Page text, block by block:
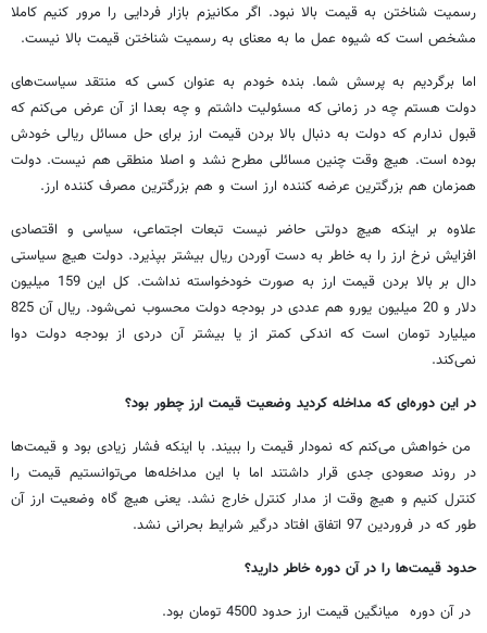
رسمیت شناختن به قیمت بالا نبود. اگر مکانیزم بازار فردایی را مرور کنیم کاملا
مشخص است که شیوه عمل ما به معنای به رسمیت شناختن قیمت بالا نیست.
اما برگردیم به پرسش شما. بنده خودم به عنوان کسی که منتقد سیاست‌های
دولت هستم چه در زمانی که مسئولیت داشتم و چه بعدا از آن عرض می‌کنم که
قبول ندارم که دولت به دنبال بالا بردن قیمت ارز برای حل مسائل ریالی خودش
بوده است. هیچ وقت چنین مسائلی مطرح نشد و اصلا منطقی هم نیست. دولت
همزمان هم بزرگترین عرضه کننده ارز است و هم بزرگترین مصرف کننده ارز.
علاوه بر اینکه هیچ دولتی حاضر نیست تبعات اجتماعی، سیاسی و اقتصادی
افزایش نرخ ارز را به خاطر به دست آوردن ریال بیشتر بپذیرد. دولت هیچ سیاستی
دال بر بالا بردن قیمت ارز به صورت خودخواسته نداشت. کل این 159 میلیون
دلار و 20 میلیون یورو هم عددی در بودجه دولت محسوب نمی‌شود. ریال آن 825
میلیارد تومان است که اندکی کمتر از یا بیشتر آن دردی از بودجه دولت دوا
نمی‌کند.
در این دوره‌ای که مداخله کردید وضعیت قیمت ارز چطور بود؟
من خواهش می‌کنم که نمودار قیمت را ببیند. با اینکه فشار زیادی بود و قیمت‌ها
در روند صعودی جدی قرار داشتند اما با این مداخله‌ها می‌توانستیم قیمت را
کنترل کنیم و هیچ وقت از مدار کنترل خارج نشد. یعنی هیچ گاه وضعیت ارز آن
طور که در فروردین 97 اتفاق افتاد درگیر شرایط بحرانی نشد.
حدود قیمت‌ها را در آن دوره خاطر دارید؟
در آن دوره میانگین قیمت ارز حدود 4500 تومان بود.